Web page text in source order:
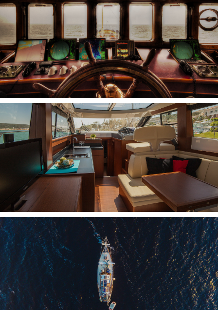
INSTRUMENTOS
INTERFACES NMEA
NAVEGACIÓN PC